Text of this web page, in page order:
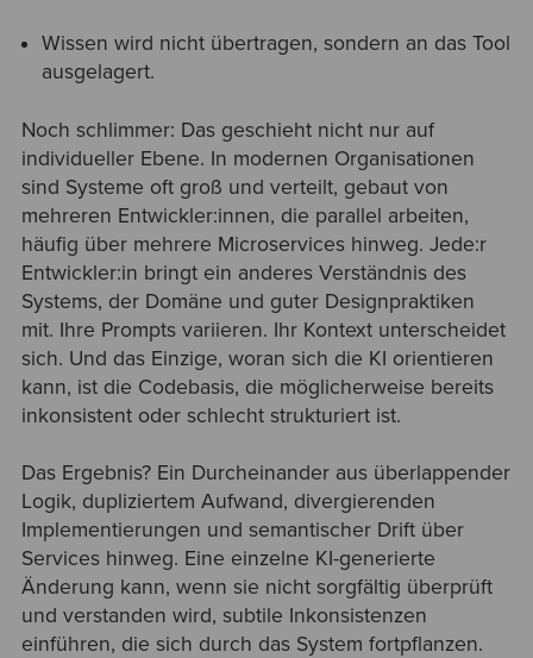
Wissen wird nicht übertragen, sondern an das Tool
ausgelagert.
Noch schlimmer: Das geschieht nicht nur auf
individueller Ebene. In modernen Organisationen
sind Systeme oft groß und verteilt, gebaut von
mehreren Entwickler:innen, die parallel arbeiten,
häufig über mehrere Microservices hinweg. Jede:r
Entwickler:in bringt ein anderes Verständnis des
Systems, der Domäne und guter Designpraktiken
mit. Ihre Prompts variieren. Ihr Kontext unterscheidet
sich. Und das Einzige, woran sich die KI orientieren
kann, ist die Codebasis, die möglicherweise bereits
inkonsistent oder schlecht strukturiert ist.
Das Ergebnis? Ein Durcheinander aus überlappender
Logik, dupliziertem Aufwand, divergierenden
Implementierungen und semantischer Drift über
Services hinweg. Eine einzelne KI-generierte
Änderung kann, wenn sie nicht sorgfältig überprüft
und verstanden wird, subtile Inkonsistenzen
einführen, die sich durch das System fortpflanzen.